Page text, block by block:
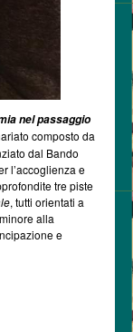
nel passaggio
composto da
dal Bando
l’accoglienza e
tre piste
, tutti orientati a
alla
e